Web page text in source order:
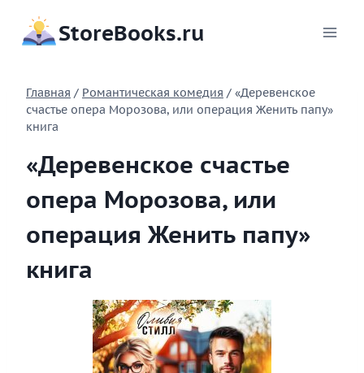
содержимому
StoreBooks.ru
Главная / Романтическая комедия / «Деревенское
счастье опера Морозова, или операция Женить папу»
книга
«Деревенское счастье
опера Морозова, или
операция Женить папу»
книга